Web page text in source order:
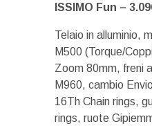
ISSIMO Fun –
Telaio in alluminio,
M500 (Torque/
Zoom 80mm, freni
M960, cambio
16Th Chain rings,
rings, ruote